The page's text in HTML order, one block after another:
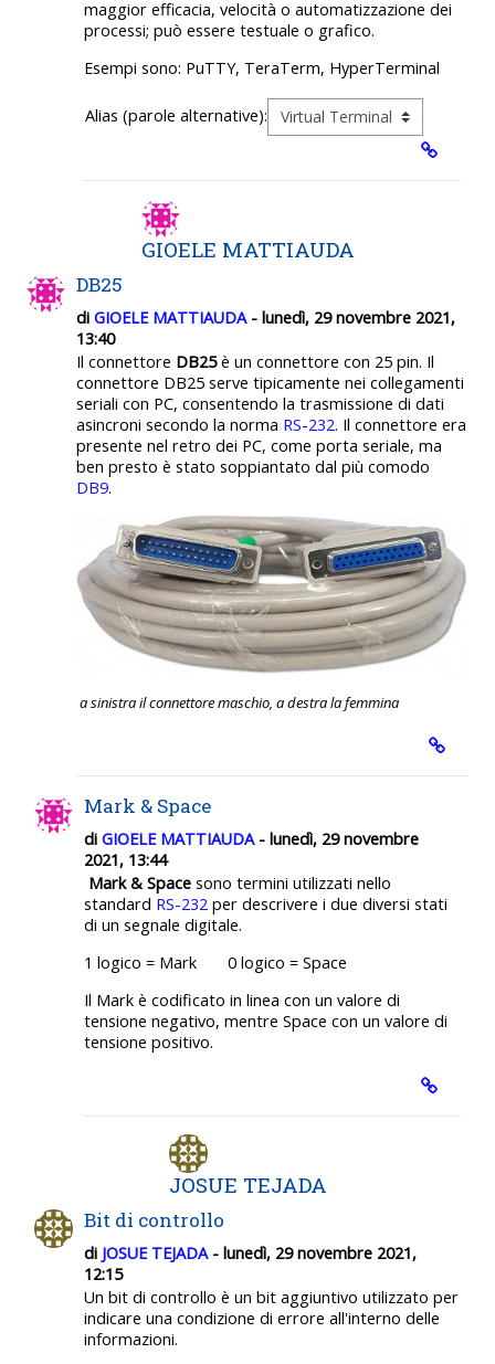
maggior efficacia, velocità o automatizzazione dei
processi; può essere testuale o grafico.
Esempi sono: PuTTY, TeraTerm, HyperTerminal
Alias (parole alternative):
GIOELE MATTIAUDA
DB25
di GIOELE MATTIAUDA- lunedì, 29 novembre 2021,
13:40
Il connettore DB25 è un connettore con 25 pin. Il
connettore DB25 serve tipicamente nei collegamenti
seriali con PC, consentendo la trasmissione di dati
asincroni secondo la norma RS-232. Il connettore era
presente nel retro dei PC, come porta seriale, ma
ben presto è stato soppiantato dal più comodo
DB9.
a sinistra il connettore maschio, a destra la femmina
Mark & Space
di GIOELE MATTIAUDA- lunedì, 29 novembre
2021, 13:44
Mark & Space sono termini utilizzati nello
standard RS-232 per descrivere i due diversi stati
di un segnale digitale.
1 logico = Mark 0 logico = Space
Il Mark è codificato in linea con un valore di
tensione negativo, mentre Space con un valore di
tensione positivo.
JOSUE TEJADA
Bit di controllo
di JOSUE TEJADA- lunedì, 29 novembre 2021,
12:15
Un bit di controllo è un bit aggiuntivo utilizzato per
indicare una condizione di errore all'interno delle
informazioni.